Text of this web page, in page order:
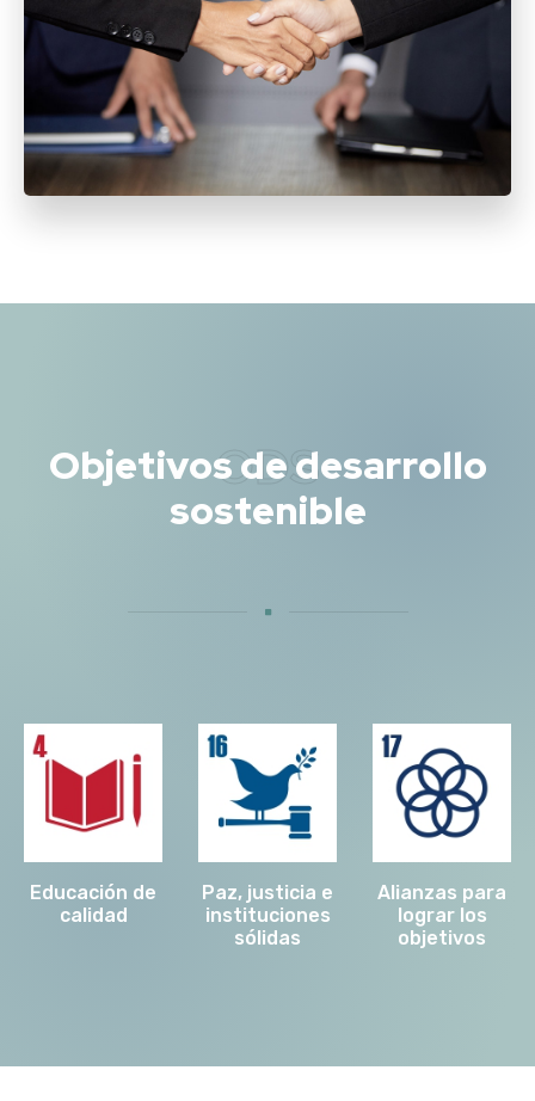
ODS
Objetivos de desarrollo
sostenible
Educación de
calidad
Paz, justicia e
instituciones
sólidas
Alianzas para
lograr los
objetivos